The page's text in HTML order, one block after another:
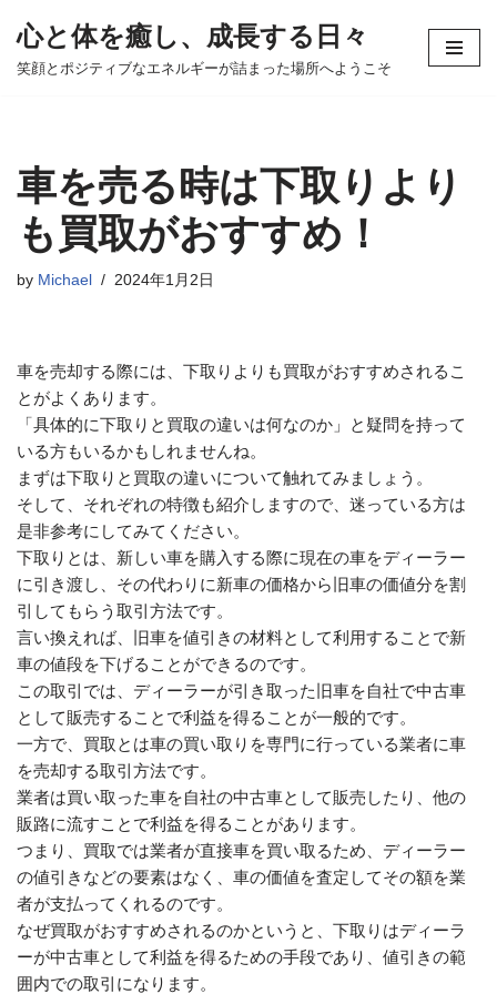
コ
ツ
へ
ス
キ
ッ
心と体を癒し、成長する日々
笑顔とポジティブなエネルギーが詰まった場所へようこそ
車を売る時は下取りより
も買取がおすすめ！
by Michael 2024年1月2日
車を売却する際には、下取りよりも買取がおすすめされるこ
とがよくあります。
「具体的に下取りと買取の違いは何なのか」と疑問を持って
いる方もいるかもしれませんね。
まずは下取りと買取の違いについて触れてみましょう。
そして、それぞれの特徴も紹介しますので、迷っている方は
是非参考にしてみてください。
下取りとは、新しい車を購入する際に現在の車をディーラー
に引き渡し、その代わりに新車の価格から旧車の価値分を割
引してもらう取引方法です。
言い換えれば、旧車を値引きの材料として利用することで新
車の値段を下げることができるのです。
この取引では、ディーラーが引き取った旧車を自社で中古車
として販売することで利益を得ることが一般的です。
一方で、買取とは車の買い取りを専門に行っている業者に車
を売却する取引方法です。
業者は買い取った車を自社の中古車として販売したり、他の
販路に流すことで利益を得ることがあります。
つまり、買取では業者が直接車を買い取るため、ディーラー
の値引きなどの要素はなく、車の価値を査定してその額を業
者が支払ってくれるのです。
なぜ買取がおすすめされるのかというと、下取りはディーラ
ーが中古車として利益を得るための手段であり、値引きの範
囲内での取引になります。